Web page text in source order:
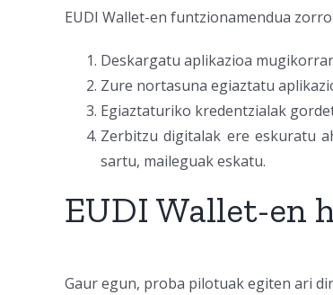
EUDI Wallet-en funtzionamendua
Deskargatu aplikazioa
Zure nortasuna egiaztatu
Egiaztaturiko kredentzialak
Zerbitzu digitalak ere eskuratu
sartu, maileguak eskatu.
EUDI Wallet-en
Gaur egun, proba pilotuak egiten ari